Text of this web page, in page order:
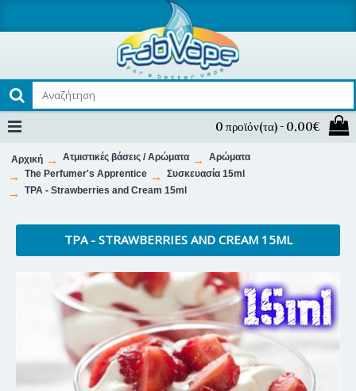
0 προϊόν(τα) - 0,00€
Αρχική Ατμιστικές βάσεις / Αρώματα
Αρώματα
The Perfumer's Apprentice
Συσκευασία 15ml
TPA - Strawberries and Cream 15ml
TPA - STRAWBERRIES AND CREAM 15ML